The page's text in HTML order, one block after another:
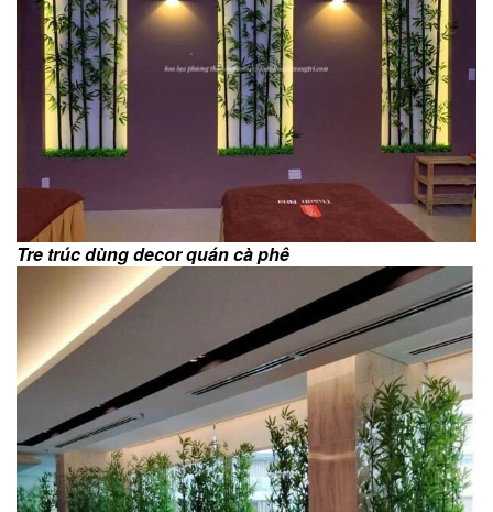
Tre trúc dùng decor quán cà phê